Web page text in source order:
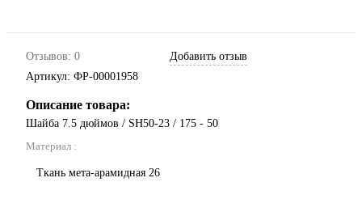
Отзывов: 0
Добавить отзыв
Артикул: ФР-00001958
Описание товара:
Шайба 7.5 дюймов / SH50-23 / 175 - 50
Материал :
Ткань мета-арамидная 26